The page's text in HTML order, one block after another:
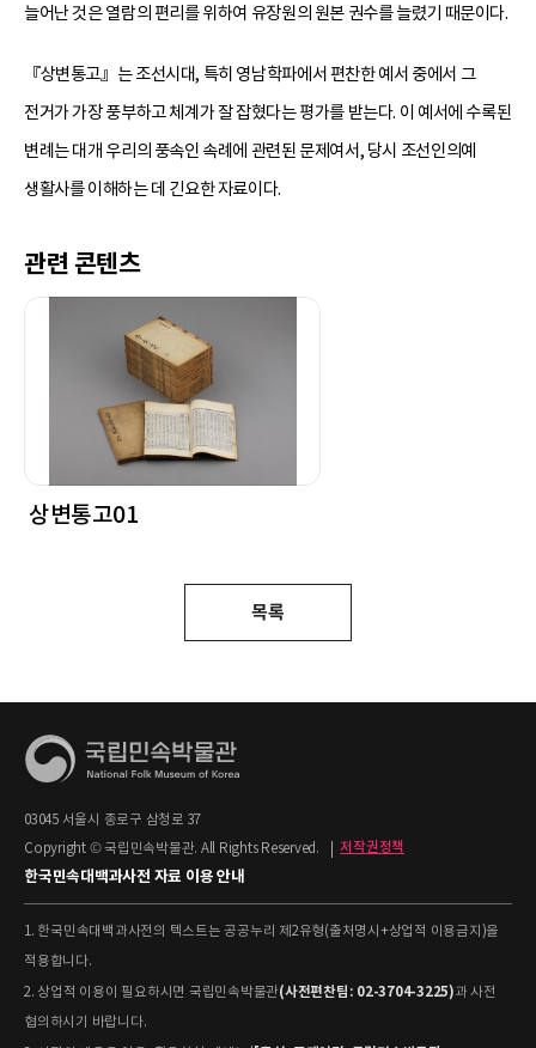
늘어난 것은 열람의 편리를 위하여 유장원의 원본 권수를 늘렸기 때문이다.
『상변통고』는 조선시대, 특히 영남학파에서 편찬한 예서 중에서 그
전거가 가장 풍부하고 체계가 잘 잡혔다는 평가를 받는다. 이 예서에 수록된
변례는 대개 우리의 풍속인 속례에 관련된 문제여서, 당시 조선인의예
생활사를 이해하는 데 긴요한 자료이다.
관련 콘텐츠
상변통고01
목록
03045 서울시 종로구 삼청로 37
Copyright © 국립민속박물관. All Rights Reserved.
저작권정책
한국민속대백과사전 자료 이용 안내
1. 한국민속대백과사전의 텍스트는 공공누리 제2유형(출처명시+상업적 이용금지)을
적용합니다.
2. 상업적 이용이 필요하시면 국립민속박물관(사전편찬팀: 02-3704-3225)과 사전
협의하시기 바랍니다.